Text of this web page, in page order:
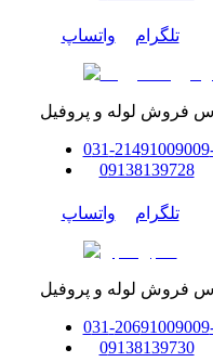
تلگرام واتساپ
فروش لوله و پروفیل
91009009
-
031
09138139728
تلگرام واتساپ
فروش لوله و پروفیل
91009009
-
031
09138139730